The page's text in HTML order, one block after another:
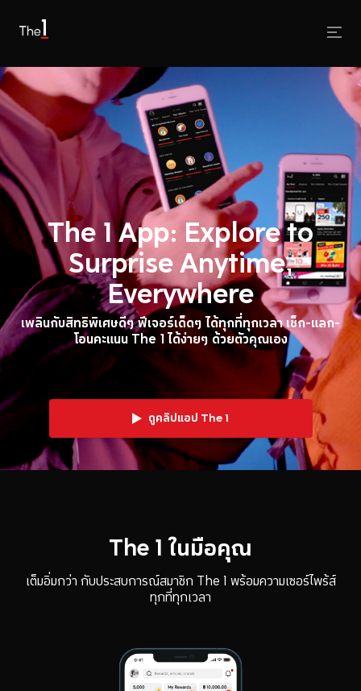
The 1 App: Explore to
Surprise Anytime,
Everywhere
เพลินกับสิทธิพิเศษดีๆ ฟีเจอร์เด็ดๆ ได้ทุกที่ทุกเวลา เช็ก-แลก-
โอนคะแนน The 1 ได้ง่ายๆ ด้วยตัวคุณเอง
ดูคลิปแอป The 1
The 1 ในมือคุณ
เต็มอิ่มกว่า กับประสบการณ์สมาชิก The 1 พร้อมความเซอร์ไพร้ส์
ทุกที่ทุกเวลา